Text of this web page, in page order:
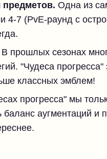
предметов. Одна из
4-7 (PvE-раунд с
В прошлых сезонах
"Чудеса
классных эмблем!
прогресса" мы
баланс аугментаций